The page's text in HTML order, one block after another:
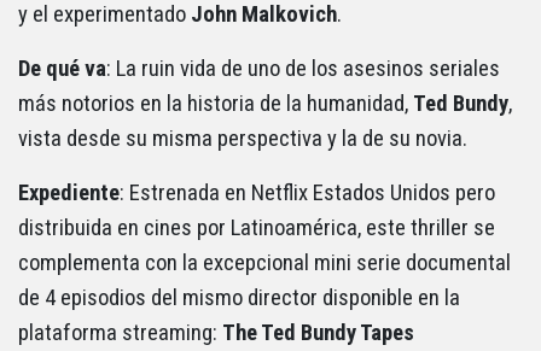
y el experimentado John Malkovich.
De qué va: La ruin vida de uno de los asesinos seriales
más notorios en la historia de la humanidad, Ted Bundy,
vista desde su misma perspectiva y la de su novia.
Expediente: Estrenada en Netflix Estados Unidos pero
distribuida en cines por Latinoamérica, este thriller se
complementa con la excepcional mini serie documental
de 4 episodios del mismo director disponible en la
plataforma streaming: The Ted Bundy Tapes